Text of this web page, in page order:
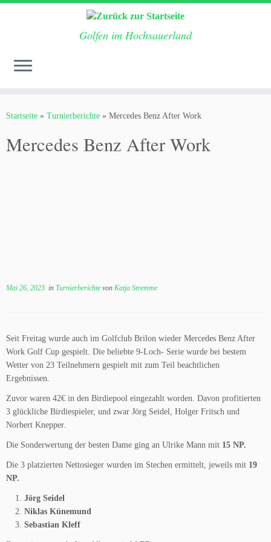
Inhalt
Golfen im Hochsauerland
Startseite » Turnierberichte » Mercedes Benz After Work
Mercedes Benz After Work
Mai 26, 2023 in Turnierberichte von Katja Stremme
Seit Freitag wurde auch im Golfclub Brilon wieder Mercedes Benz After
Work Golf Cup gespielt. Die beliebte 9-Loch- Serie wurde bei bestem
Wetter von 23 Teilnehmern gespielt mit zum Teil beachtlichen
Ergebnissen.
Zuvor waren 42€ in den Birdiepool eingezahlt worden. Davon profitierten
3 glückliche Birdiespieler, und zwar Jörg Seidel, Holger Fritsch und
Norbert Knepper.
Die Sonderwertung der besten Dame ging an Ulrike Mann mit 15 NP.
Die 3 platzierten Nettosieger wurden im Stechen ermittelt, jeweils mit 19
NP.
Jörg Seidel
Niklas Künemund
Sebastian Kleff